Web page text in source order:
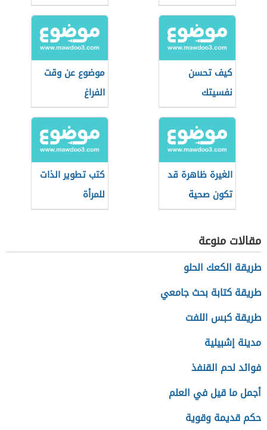
كيف تحسن
نفسيتك
موضوع عن وقت
الفراغ
الغيرة ظاهرة قد
تكون صحية
كتب تطوير الذات
للمرأة
مقالات منوعة
طريقة الكعك الحلو
طريقة كتابة بحث جامعي
طريقة كبس اللفت
مدينة إشبيلية
فوائد لحم القنفذ
أجمل ما قيل في العلم
حكم قديمة وقوية